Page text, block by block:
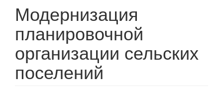
Модернизация
планировочной
организации сельских
поселений